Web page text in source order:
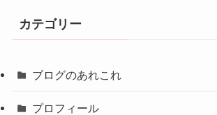
カテゴリー
ブログのあれこれ
プロフィール